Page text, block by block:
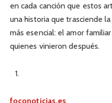
en cada canción que estos
una historia que trasciende
más esencial: el amor
quienes vinieron después.
foconoticias.es